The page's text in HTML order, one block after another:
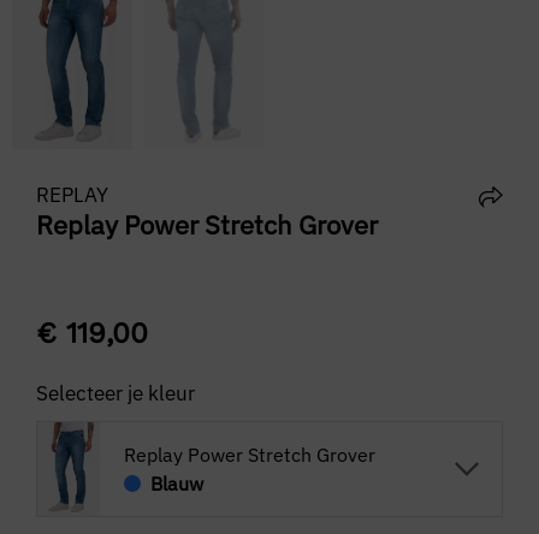
REPLAY
Replay Power Stretch Grover
€ 119,00
Selecteer je kleur
Replay Power Stretch Grover
Blauw